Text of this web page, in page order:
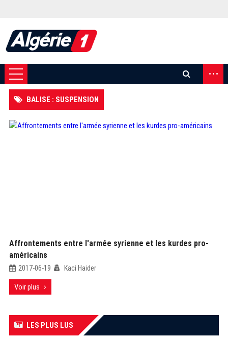
...
BALISE : SUSPENSION
Affrontements entre l'armée syrienne et les kurdes pro-
américains
2017-06-19 Kaci Haider
Voir plus
LES PLUS LUS